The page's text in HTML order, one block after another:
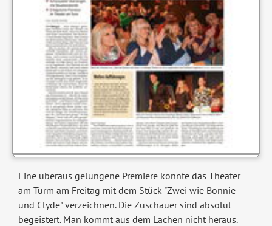
Eine überaus gelungene Premiere konnte das Theater
am Turm am Freitag mit dem Stück "Zwei wie Bonnie
und Clyde" verzeichnen. Die Zuschauer sind absolut
begeistert. Man kommt aus dem Lachen nicht heraus.